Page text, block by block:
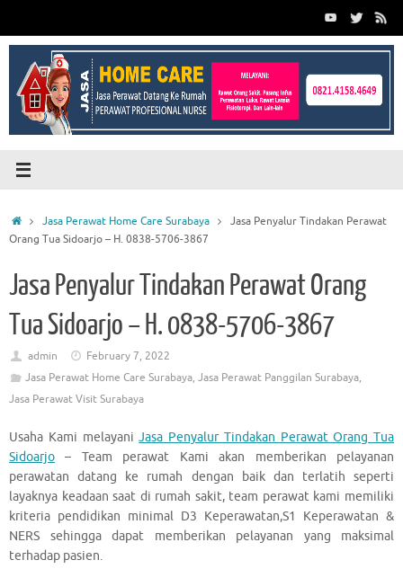
content
HomeJasa Perawat Home Care Surabaya
Jasa Penyalur Tindakan Perawat
Orang Tua Sidoarjo – H. 0838-5706-3867
Jasa Penyalur Tindakan Perawat Orang
Tua Sidoarjo – H. 0838-5706-3867
admin
February 7, 2022
Jasa Perawat Home Care Surabaya, Jasa Perawat Panggilan Surabaya,
Jasa Perawat Visit Surabaya
Usaha Kami melayaniJasa Penyalur Tindakan Perawat Orang Tua
Sidoarjo – Team perawat Kami akan memberikan pelayanan
perawatan datang ke rumah dengan baik dan terlatih seperti
layaknya keadaan saat di rumah sakit, team perawat kami memiliki
kriteria pendidikan minimal D3 Keperawatan,S1 Keperawatan &
NERS sehingga dapat memberikan pelayanan yang maksimal
terhadap pasien.